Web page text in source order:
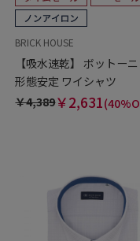
BRICK HOUSE
【吸水速乾】 ボットー
形態安定 ワイシャツ
￥4,389￥2,631